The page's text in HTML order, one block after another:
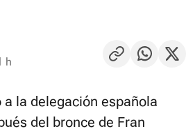
h
la delegación española
del bronce de Fran